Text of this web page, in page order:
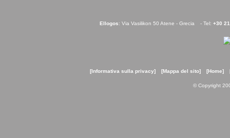
Ellogos: Via Vasilikon 50 Atene - Grecia - Tel: +30
[Informativa sulla privacy] [Mappa del sito] [Home]
© Copyright